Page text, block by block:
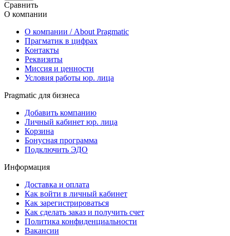
Сравнить
О компании
О компании / About Pragmatic
Прагматик в цифрах
Контакты
Реквизиты
Миссия и ценности
Условия работы юр. лица
Pragmatic для бизнеса
Добавить компанию
Личный кабинет юр. лица
Корзина
Бонусная программа
Подключить ЭДО
Информация
Доставка и оплата
Как войти в личный кабинет
Как зарегистрироваться
Как сделать заказ и получить счет
Политика конфиденциальности
Вакансии